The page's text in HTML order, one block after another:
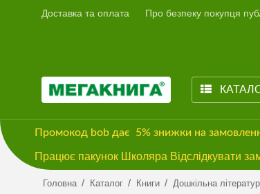
Доставка та оплата Про безпеку покупця
Промокод bob дає 5% знижки на
Працює пакунок Школяра Відслідкувати
Головна / Каталог / Книги / Дошкільна